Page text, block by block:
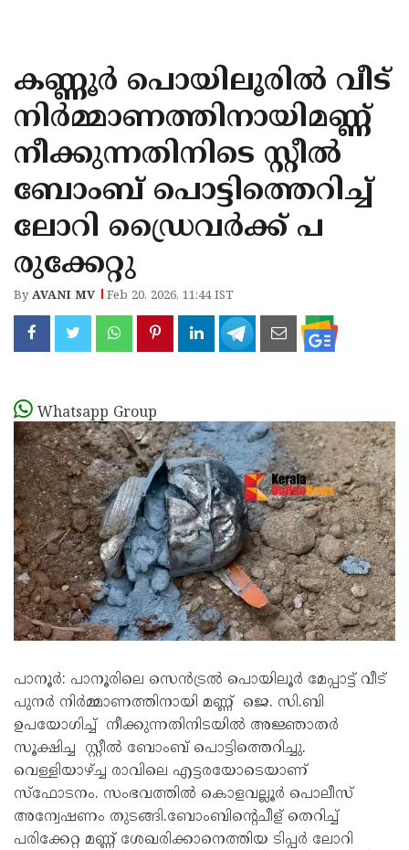
KANNUR
KASARAGOD
കണ്ണൂർ പൊയിലൂരിൽ വീട്
നിർമ്മാണത്തിനായിമണ്ണ്
നീക്കുന്നതിനിടെ സ്റ്റീൽ
ബോംബ് പൊട്ടിത്തെറിച്ച്
ലോറി ഡ്രൈവർക്ക് പ
രുക്കേറ്റു
ByAVANI MV Feb 20, 2026, 11:44 IST
Whatsapp Group
പാനൂർ: പാനൂരിലെ സെൻട്രൽ പൊയിലൂർ മേപ്പാട്ട് വീട്
പുനർ നിർമ്മാണത്തിനായി മണ്ണ് ജെ. സി.ബി
ഉപയോഗിച്ച് നീക്കുന്നതിനിടയിൽ അജ്ഞാതർ
സൂക്ഷിച്ച സ്റ്റീൽ ബോംബ് പൊട്ടിത്തെറിച്ചു.
വെള്ളിയാഴ്ച്ച രാവിലെ എട്ടരയോടെയാണ്
സ്ഫോടനം. സംഭവത്തിൽ കൊളവല്ലൂർ പൊലീസ്
അന്വേഷണം തുടങ്ങി.ബോംബിൻ്റെചീള് തെറിച്ച്
പരിക്കേറ്റ മണ്ണ് ശേഖരിക്കാനെത്തിയ ടിപ്പർ ലോറി